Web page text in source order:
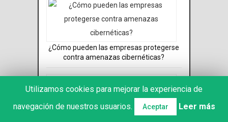
¿Cómo pueden las empresas protegerse
contra amenazas cibernéticas?
¿Qué factores influyen en el precio de la
Utilizamos cookies para mejorar la experiencia de
navegación de nuestros usuarios.
Aceptar Leer más